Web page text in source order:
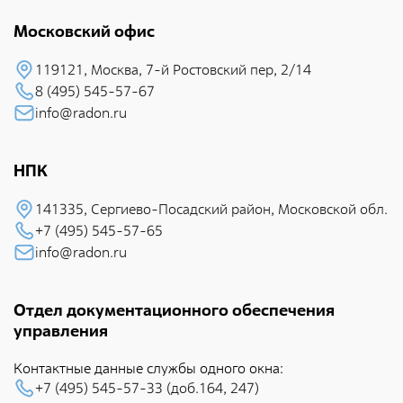
Московский офис
119121, Москва, 7-й Pостовский пеp, 2/14
8 (495) 545-57-67
info@radon.ru
НПК
141335, Сеpгиево-Посадский район, Московской обл.
+7 (495) 545-57-65
info@radon.ru
Отдел документационного обеспечения
управления
Контактные данные службы одного окна:
+7 (495) 545-57-33 (доб.164, 247)